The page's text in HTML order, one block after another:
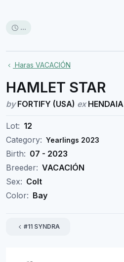
...
Haras VACACIÓN
HAMLET STAR
byFORTIFY (USA) exHENDAIA
Lot: 12
Category: Yearlings 2023
Birth: 07 - 2023
Breeder: VACACIÓN
Sex: Colt
Color: Bay
#11 SYNDRA